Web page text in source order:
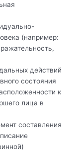
(например:
действий
состояния
к
лица в
составления